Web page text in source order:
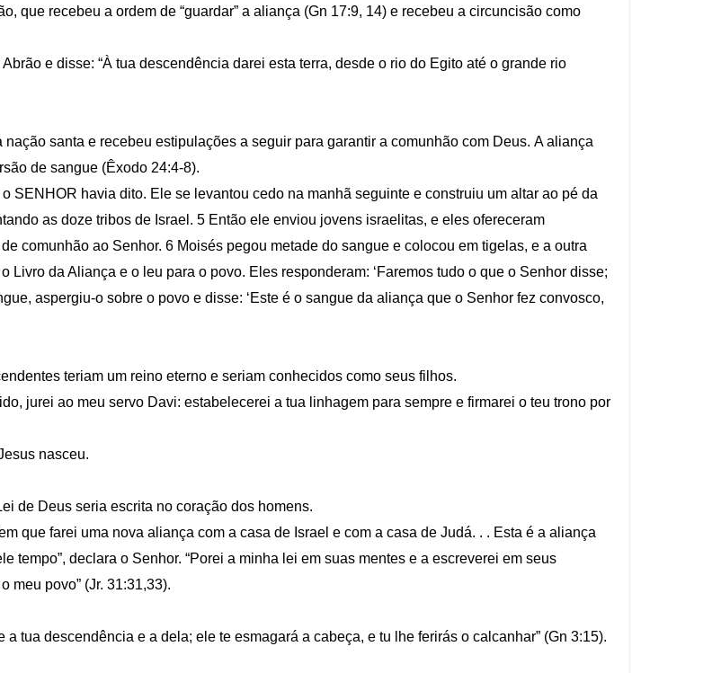
que recebeu a ordem de “guardar” a aliança (Gn 17:9, 14) e recebeu a circuncisão como
e disse: “À tua descendência darei esta terra, desde o rio do Egito até o grande rio
santa e recebeu estipulações a seguir para garantir a comunhão com Deus. A aliança
de sangue (Êxodo 24:4-8).
SENHOR havia dito. Ele se levantou cedo na manhã seguinte e construiu um altar ao pé da
as doze tribos de Israel. 5 Então ele enviou jovens israelitas, e eles ofereceram
comunhão ao Senhor. 6 Moisés pegou metade do sangue e colocou em tigelas, e a outra
Livro da Aliança e o leu para o povo. Eles responderam: ‘Faremos tudo o que o Senhor disse;
aspergiu-o sobre o povo e disse: ‘Este é o sangue da aliança que o Senhor fez convosco,
teriam um reino eterno e seriam conhecidos como seus filhos.
jurei ao meu servo Davi: estabelecerei a tua linhagem para sempre e firmarei o teu trono por
nasceu.
de Deus seria escrita no coração dos homens.
que farei uma nova aliança com a casa de Israel e com a casa de Judá. . . Esta é a aliança
tempo”, declara o Senhor. “Porei a minha lei em suas mentes e a escreverei em seus
meu povo” (Jr. 31:31,33).
a tua descendência e a dela; ele te esmagará a cabeça, e tu lhe ferirás o calcanhar” (Gn 3:15).